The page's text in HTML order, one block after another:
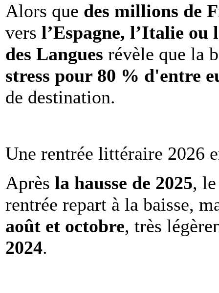
Alors que des millions de
vers l’Espagne, l’Italie ou
des Langues révèle que la
stress pour 80 % d'entre
de destination.
Une rentrée littéraire 2026
Après la hausse de 2025,
rentrée repart à la baisse,
août et octobre, très
2024.